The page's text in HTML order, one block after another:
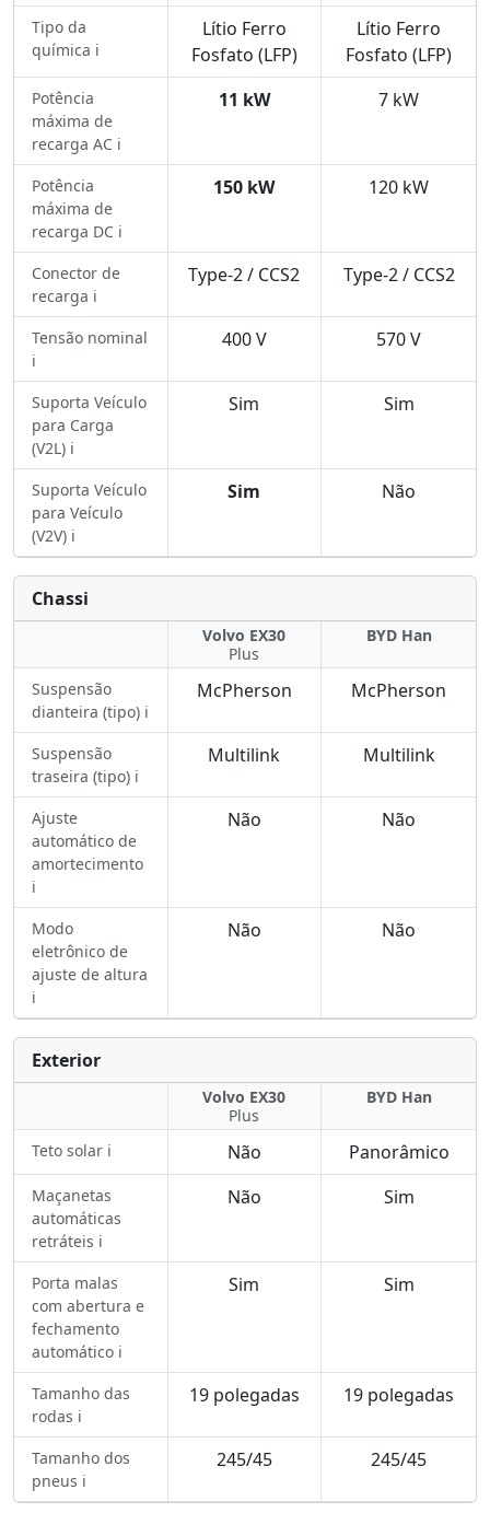
Tipo da
química ℹ️
Lítio Ferro
Fosfato (LFP)
Lítio Ferro
Fosfato (LFP)
Potência
máxima de
recarga AC ℹ️
11 kW 7 kW
Potência
máxima de
recarga DC ℹ️
150 kW 120 kW
Conector de
recarga ℹ️
Type-2 / CCS2 Type-2 / CCS2
Tensão nominal
ℹ️
400 V 570 V
Suporta Veículo
para Carga
(V2L) ℹ️
Sim Sim
Suporta Veículo
para Veículo
(V2V) ℹ️
Sim Não
Chassi
Volvo EX30
Plus
BYD Han
Suspensão
dianteira (tipo) ℹ️
McPherson McPherson
Suspensão
traseira (tipo) ℹ️
Multilink Multilink
Ajuste
automático de
amortecimento
ℹ️
Não Não
Modo
eletrônico de
ajuste de altura
ℹ️
Não Não
Exterior
Volvo EX30
Plus
BYD Han
Teto solar ℹ️ Não Panorâmico
Maçanetas
automáticas
retráteis ℹ️
Não Sim
Porta malas
com abertura e
fechamento
automático ℹ️
Sim Sim
Tamanho das
rodas ℹ️
19 polegadas 19 polegadas
Tamanho dos
pneus ℹ️
245/45 245/45